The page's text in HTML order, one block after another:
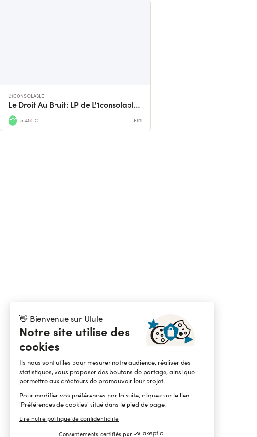
👋 Bienvenue sur Ulule
Notre site utilise des
cookies
Ils nous sont utiles pour mesurer notre audience, réaliser des
statistiques, vous proposer des boutons de partage, ainsi que
permettre aux créateurs de promouvoir leur projet.
Pour modifier vos préférences par la suite, cliquez sur le lien
'Préférences de cookies' situé dans le pied de page.
Lire notre politique de confidentialité
Consentements certifiés par
L'1CONSOLABLE
Le Droit Au Bruit: LP de L'1consolable & Tideux !
5 451 € Fini